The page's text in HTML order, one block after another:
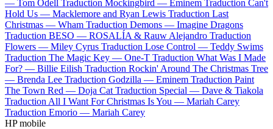
— Tom Odell Traduction Mockingbird — Eminem Traduction Can't
Hold Us — Macklemore and Ryan Lewis Traduction Last
Christmas — Wham Traduction Demons — Imagine Dragons
Traduction BESO — ROSALÍA & Rauw Alejandro Traduction
Flowers — Miley Cyrus Traduction Lose Control — Teddy Swims
Traduction The Magic Key — One-T Traduction What Was I Made
For? — Billie Eilish Traduction Rockin' Around The Christmas Tree
— Brenda Lee Traduction Godzilla — Eminem Traduction Paint
The Town Red — Doja Cat Traduction Special — Dave & Tiakola
Traduction All I Want For Christmas Is You — Mariah Carey
Traduction Emorio — Mariah Carey
HP mobile